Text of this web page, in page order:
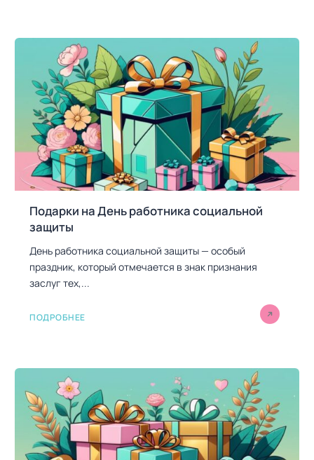
Подарки на День работника социальной
защиты
День работника социальной защиты — особый
праздник, который отмечается в знак признания
заслуг тех,...
ПОДРОБНЕЕ